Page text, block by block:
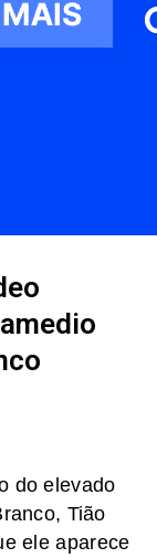
do elevado
Tião
ele aparece